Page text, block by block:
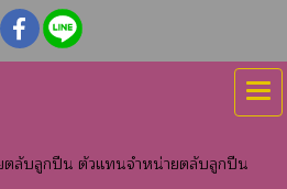
ตลับลูกปืน ตัวแทนจำหน่ายตลับลูกปืน